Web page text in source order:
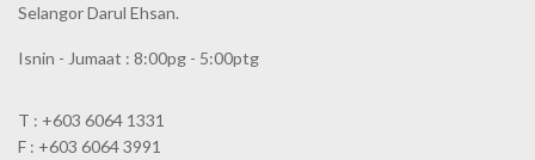
Selangor Darul Ehsan.
Isnin - Jumaat : 8:00pg - 5:00ptg
T : +603 6064 1331
F : +603 6064 3991